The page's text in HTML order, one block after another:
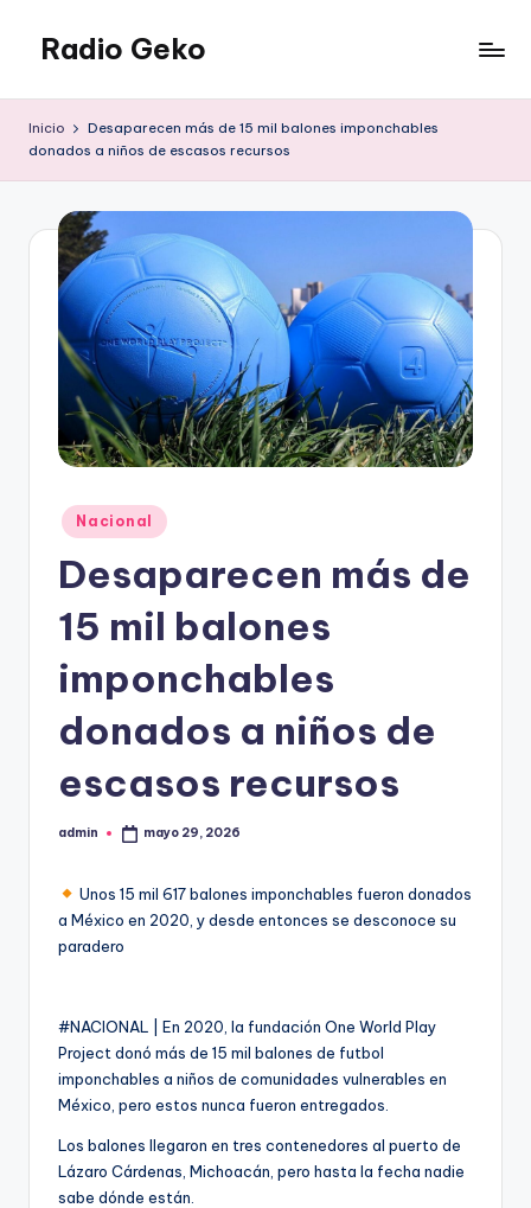
Saltar
contenido
Radio Geko
Inicio
Desaparecen más de 15 mil balones imponchables
donados a niños de escasos recursos
Publicado
en
Nacional
Desaparecen más de
15 mil balones
imponchables
donados a niños de
escasos recursos
Publicado
admin mayo 29, 2026
Unos 15 mil 617 balones imponchables fueron donados
a México en 2020, y desde entonces se desconoce su
paradero
#NACIONAL | En 2020, la fundación One World Play
Project donó más de 15 mil balones de futbol
imponchables a niños de comunidades vulnerables en
México, pero estos nunca fueron entregados.
Los balones llegaron en tres contenedores al puerto de
Lázaro Cárdenas, Michoacán, pero hasta la fecha nadie
sabe dónde están.